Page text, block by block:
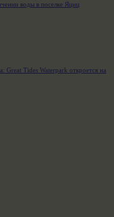
воды в поселке Яциц
Great Tides Waterpark откроется на